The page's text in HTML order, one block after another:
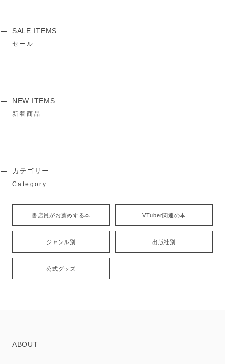
SALE ITEMS
セール
NEW ITEMS
新着商品
カテゴリー
Category
書店員がお薦めする本 VTuber関連の本
ジャンル別 出版社別
公式グッズ
ABOUT